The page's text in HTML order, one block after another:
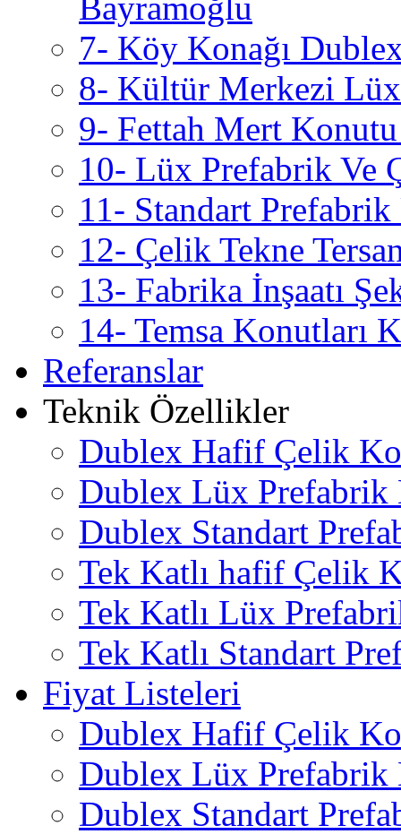
7- Köy Konağı
8- Kültür Merkezi
9- Fettah Mert
10- Lüx Prefabrik Ve
11- Standart
12- Çelik Tekne
13- Fabrika İnşaatı
14- Temsa Konutları
Referanslar
Teknik Özellikler
Dublex Hafif Çelik
Dublex Lüx Prefabrik
Dublex Standart
Tek Katlı hafif Çelik
Tek Katlı Lüx
Tek Katlı Standart
Fiyat Listeleri
Dublex Hafif Çelik
Dublex Lüx Prefabrik
Dublex Standart